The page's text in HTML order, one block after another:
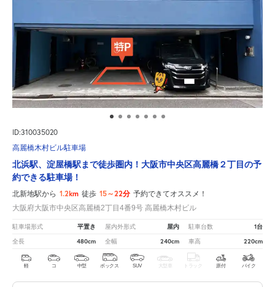
ID:310035020
高麗橋木村ビル駐車場
北浜駅、淀屋橋駅まで徒歩圏内！大阪市中央区高麗橋２丁目の予
約できる駐車場！
北新地駅から 1.2km 徒歩 15～22分 予約できてオススメ！
大阪府大阪市中央区高麗橋2丁目4番9号 高麗橋木村ビル
駐車場形式 平置き 屋内外形式 屋内 駐車台数 1台
全長 480cm 全幅 240cm 車高 220cm
軽 コ 中型 ボックス SUV 大型車 トラック 原付 バイク